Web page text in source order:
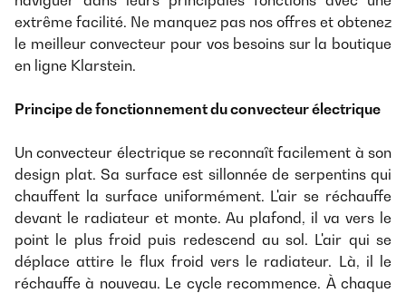
extrême facilité. Ne manquez pas nos offres et obtenez
le meilleur convecteur pour vos besoins sur la boutique
en ligne Klarstein.
Principe de fonctionnement du convecteur électrique
Un convecteur électrique se reconnaît facilement à son
design plat. Sa surface est sillonnée de serpentins qui
chauffent la surface uniformément. L'air se réchauffe
devant le radiateur et monte. Au plafond, il va vers le
point le plus froid puis redescend au sol. L'air qui se
déplace attire le flux froid vers le radiateur. Là, il le
réchauffe à nouveau. Le cycle recommence. À chaque